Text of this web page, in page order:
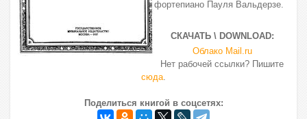
фортепиано Пауля Вальдерзе.
СКАЧАТЬ \ DOWNLOAD:
Облако Mail.ru
Нет рабочей ссылки? Пишите
сюда.
Поделиться книгой в соцсетях: